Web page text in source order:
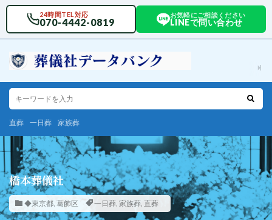
24時間TEL対応
070-4442-0819
お気軽にご相談ください
LINEで問い合わせ
直葬 一日葬 家族葬
橋本葬儀社
◆東京都, 葛飾区 一日葬, 家族葬, 直葬